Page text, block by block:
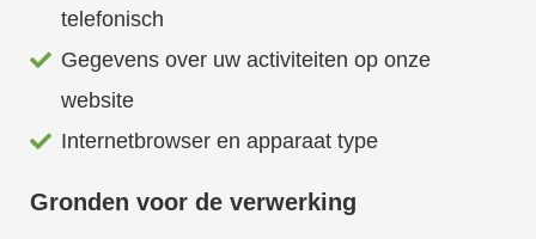
telefonisch
Gegevens over uw activiteiten op onze
website
Internetbrowser en apparaat type
Gronden voor de verwerking